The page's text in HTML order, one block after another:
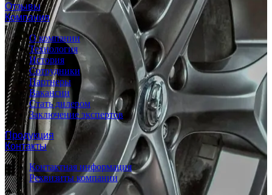
Отзывы
Компания
О компании
Технология
История
Сотрудники
Партнеры
Вакансии
Стать дилером
Заключение экспертов
Продукция
Контакты
Контактная информация
Реквизиты компании